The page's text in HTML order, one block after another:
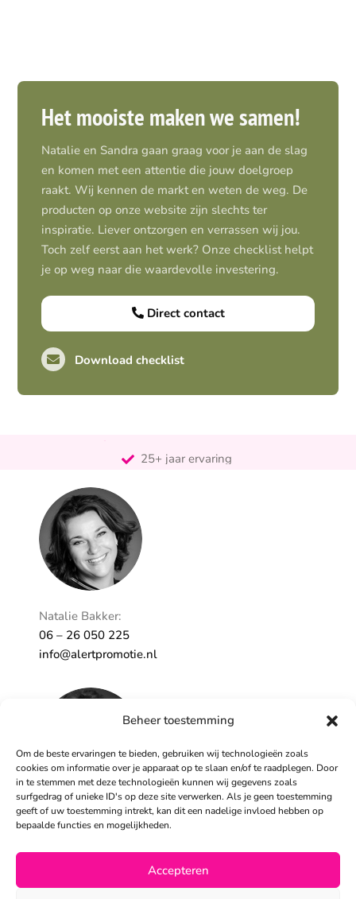
Beheer toestemming
Om de beste ervaringen te bieden, gebruiken wij technologieën zoals
cookies om informatie over je apparaat op te slaan en/of te raadplegen. Door
in te stemmen met deze technologieën kunnen wij gegevens zoals
surfgedrag of unieke ID's op deze site verwerken. Als je geen toestemming
geeft of uw toestemming intrekt, kan dit een nadelige invloed hebben op
bepaalde functies en mogelijkheden.
Accepteren
Het mooiste maken we samen!
Natalie en Sandra gaan graag voor je aan de slag
en komen met een attentie die jouw doelgroep
raakt. Wij kennen de markt en weten de weg. De
producten op onze website zijn slechts ter
inspiratie. Liever ontzorgen en verrassen wij jou.
Toch zelf eerst aan het werk? Onze checklist helpt
je op weg naar die waardevolle investering.
Direct contact
Download checklist
25+ jaar ervaring
Natalie Bakker:
06 – 26 050 225
info@alertpromotie.nl
Sandra Peters:
06 – 26 050 230
info@alertpromotie.nl